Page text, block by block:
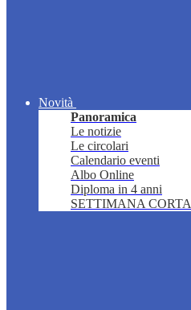
Novità
Panoramica
Le notizie
Le circolari
Calendario eventi
Albo Online
Diploma in 4 anni
SETTIMANA CORTA